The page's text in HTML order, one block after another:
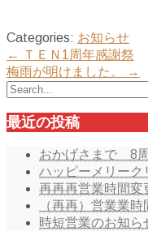
Categories: お知らせ
Post
navigation
←
ＴＥＮ1周年感謝祭
梅雨が明けました。
→
最近の投稿
おかげさまで 8周
ハッピーメリーク
再再再営業時間変
（再再）営業業
時短営業のお知ら